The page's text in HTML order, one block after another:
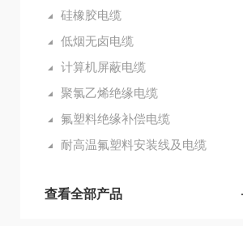
硅橡胶电缆
低烟无卤电缆
计算机屏蔽电缆
聚氯乙烯绝缘电缆
氟塑料绝缘补偿电缆
耐高温氟塑料安装线及电缆
查看全部产品